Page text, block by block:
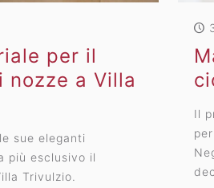
per il
nozze a Villa
sue eleganti
più esclusivo il
Trivulzio.
Il